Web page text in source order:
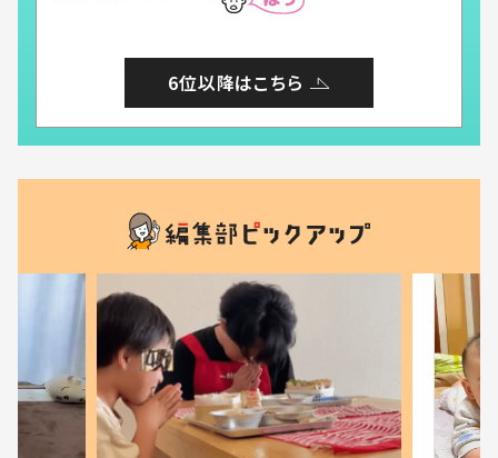
6位以降はこちら